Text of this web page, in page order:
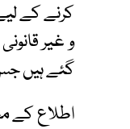
کرنے کے
و غیر
گئے ہیں جس
اطلاع کے